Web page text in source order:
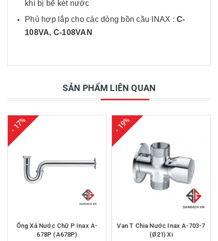
khi bị bể két nước
Phù hợp lắp cho các dòng bồn cầu INAX : C-
108VA, C-108VAN
SẢN PHẨM LIÊN QUAN
- 17%
Ống Xả Nước Chữ P Inax A-
678P (A678P)
- 19%
Van T Chia Nước Inax A-703-7
(Ø21) Xi